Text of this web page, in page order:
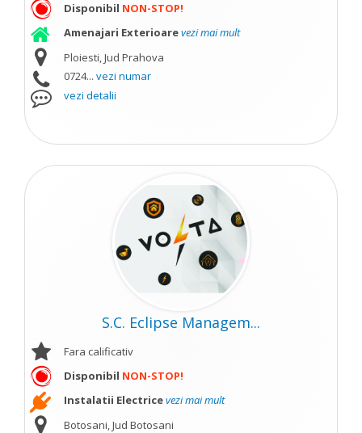
Disponibil NON-STOP!
Amenajari Exterioarevezi mai mult
Ploiesti, Jud Prahova
0724... vezi numar
vezi detalii
S.C. Eclipse Managem...
Fara calificativ
Disponibil NON-STOP!
Instalatii Electricevezi mai mult
Botosani, Jud Botosani